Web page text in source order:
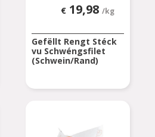
€ 19,98 /kg
Gefëllt Rengt Stéck
vu Schwéngsfilet
(Schwein/Rand)